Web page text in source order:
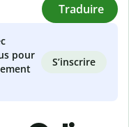
Traduire
pour
S’inscrire